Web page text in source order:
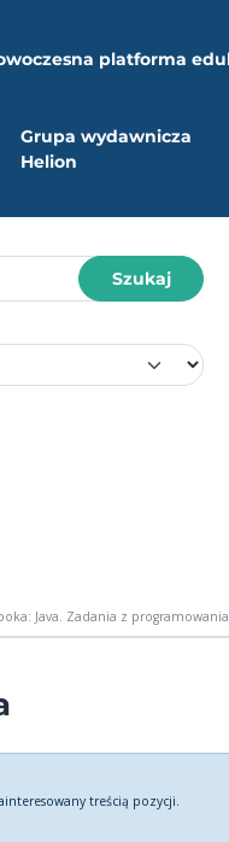
platforma
Grupa wydawnicza
Helion
Szukaj
Java. Zadania z
treścią pozycji.